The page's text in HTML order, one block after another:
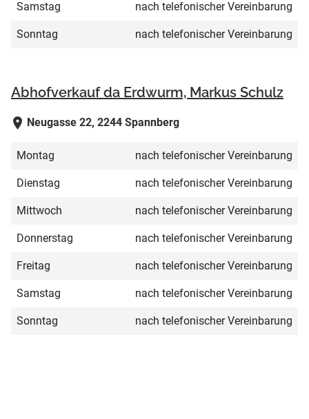
Samstag nach telefonischer Vereinbarung
Sonntag nach telefonischer Vereinbarung
Abhofverkauf da Erdwurm, Markus Schulz
Neugasse 22, 2244 Spannberg
Montag nach telefonischer Vereinbarung
Dienstag nach telefonischer Vereinbarung
Mittwoch nach telefonischer Vereinbarung
Donnerstag nach telefonischer Vereinbarung
Freitag nach telefonischer Vereinbarung
Samstag nach telefonischer Vereinbarung
Sonntag nach telefonischer Vereinbarung